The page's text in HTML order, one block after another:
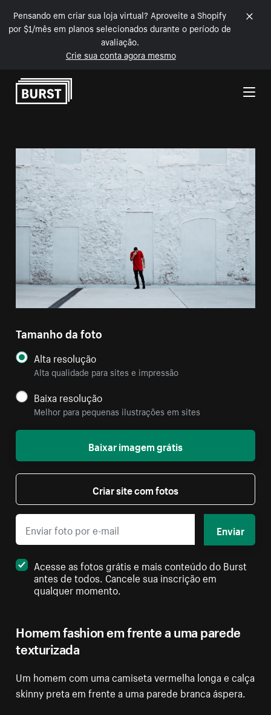
Pensando em criar sua loja virtual? Aproveite a Shopify
por $1/mês em planos selecionados durante o período de
avaliação.
Crie sua conta agora mesmo
Pular para o conteúdo
Homem fashion em frente a uma parede
texturizada
Um homem com uma camiseta vermelha longa e calça
skinny preta em frente a uma parede branca áspera.
Tamanho da foto
Alta resolução
Alta qualidade para sites e impressão
Baixa resolução
Melhor para pequenas ilustrações em sites
Baixar imagem grátis
Criar site com fotos
Enviar
Acesse as fotos grátis e mais conteúdo do Burst
antes de todos. Cancele sua inscrição em
qualquer momento.